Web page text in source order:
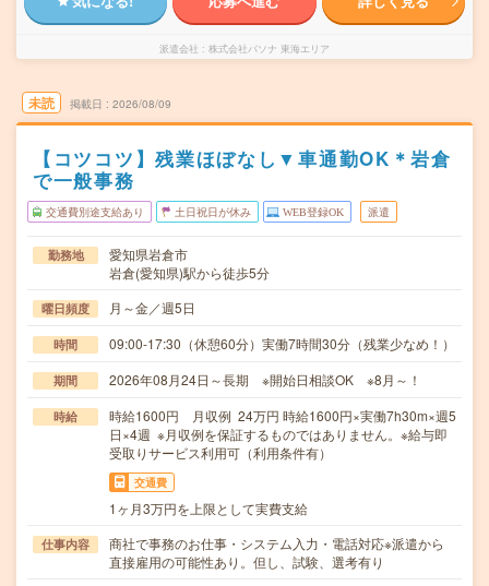
派遣会社 株式会社パソナ 東海エリア
未読 掲載日 2026/08/09
【コツコツ】残業ほぼなし▼車通勤OK＊岩倉
で一般事務
交通費別途支給あり 土日祝日が休み WEB登録OK 派遣
勤務地
愛知県岩倉市
岩倉(愛知県)駅から徒歩5分
曜日頻度 月～金／週5日
時間 09:00-17:30（休憩60分）実働7時間30分（残業少なめ！）
期間 2026年08月24日～長期 ※開始日相談OK ※8月～！
時給
時給1600円 月収例 24万円 時給1600円×実働7h30m×週5
日×4週 ※月収例を保証するものではありません。※給与即
受取りサービス利用可（利用条件有）
交通費
1ヶ月3万円を上限として実費支給
仕事内容
商社で事務のお仕事・システム入力・電話対応※派遣から
直接雇用の可能性あり。但し、試験、選考有り